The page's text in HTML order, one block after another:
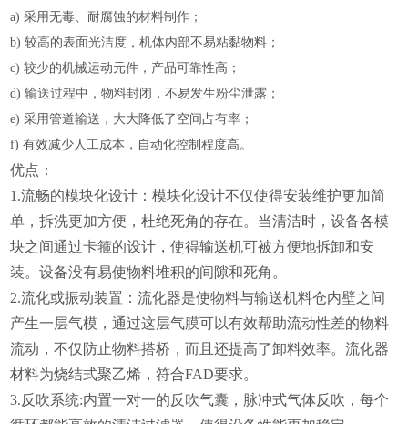
a) 采用无毒、耐腐蚀的材料制作；
b) 较高的表面光洁度，机体内部不易粘黏物料；
c) 较少的机械运动元件，产品可靠性高；
d) 输送过程中，物料封闭，不易发生粉尘泄露；
e) 采用管道输送，大大降低了空间占有率；
f) 有效减少人工成本，自动化控制程度高。
优点：
1.流畅的模块化设计：模块化设计不仅使得安装维护更加简
单，拆洗更加方便，杜绝死角的存在。当清洁时，设备各模
块之间通过卡箍的设计，使得输送机可被方便地拆卸和安
装。设备没有易使物料堆积的间隙和死角。
2.流化或振动装置：流化器是使物料与输送机料仓内壁之间
产生一层气模，通过这层气膜可以有效帮助流动性差的物料
流动，不仅防止物料搭桥，而且还提高了卸料效率。流化器
材料为烧结式聚乙烯，符合FAD要求。
3.反吹系统:内置一对一的反吹气囊，脉冲式气体反吹，每个